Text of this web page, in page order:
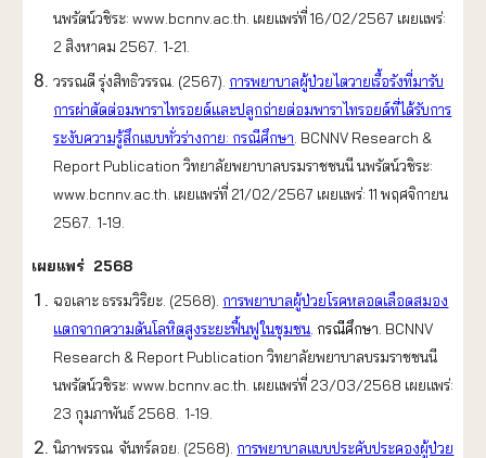
นพรัตน์วชิระ: www.bcnnv.ac.th. เผยแพร่ที่ 16/02/2567 เผยแพร่:
2 สิงหาคม 2567. 1-21.
วรรณดี รุ่งสิทธิวรรณ. (2567). การพยาบาลผู้ป่วยไตวายเรื้อรังที่มารับ
การผ่าตัดต่อมพาราไทรอยด์และปลูกถ่ายต่อมพาราไทรอยด์ที่ได้รับการ
ระงับความรู้สึกแบบทั่วร่างกาย: กรณีศึกษา . BCNNV Research &
Report Publication วิทยาลัยพยาบาลบรมราชชนนี นพรัตน์วชิระ:
www.bcnnv.ac.th. เผยแพร่ที่ 21/02/2567 เผยแพร่: 11 พฤศจิกายน
2567. 1-19.
เผยแพร่ 2568
ฉอเลาะ ธรรมวิริยะ. (2568). การพยาบาลผู้ป่วยโรคหลอดเลือดสมอง
แตกจากความดันโลหิตสูงระยะฟื้นฟูในชุมชน . กรณีศึกษา BCNNV
Research & Report Publication วิทยาลัยพยาบาลบรมราชชนนี
นพรัตน์วชิระ: www.bcnnv.ac.th. เผยแพร่ที่ 23/03/2568 เผยแพร่:
23 กุมภาพันธ์ 2568. 1-19.
นิภาพรรณ จันทร์ลอย. (2568). การพยาบาลแบบประคับประคองผู้ป่วย